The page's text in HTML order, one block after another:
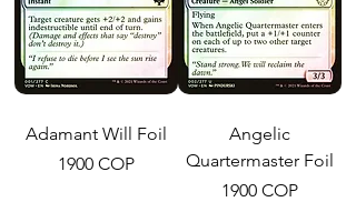
Adamant Will Foil
Precio
1900 COP
Angelic
Quartermaster Foil
Precio
1900 COP